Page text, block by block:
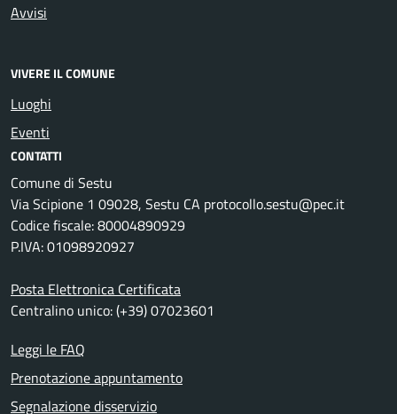
Avvisi
VIVERE IL COMUNE
Luoghi
Eventi
CONTATTI
Comune di Sestu
Via Scipione 1 09028, Sestu CA protocollo.sestu@pec.it
Codice fiscale: 80004890929
P.IVA: 01098920927
Posta Elettronica Certificata
Centralino unico: (+39) 07023601
Leggi le FAQ
Prenotazione appuntamento
Segnalazione disservizio